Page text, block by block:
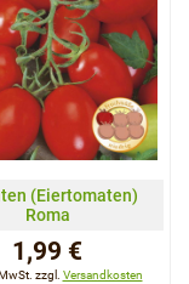
(Eiertomaten)
Roma
1,99 €
zzgl. Versandkosten